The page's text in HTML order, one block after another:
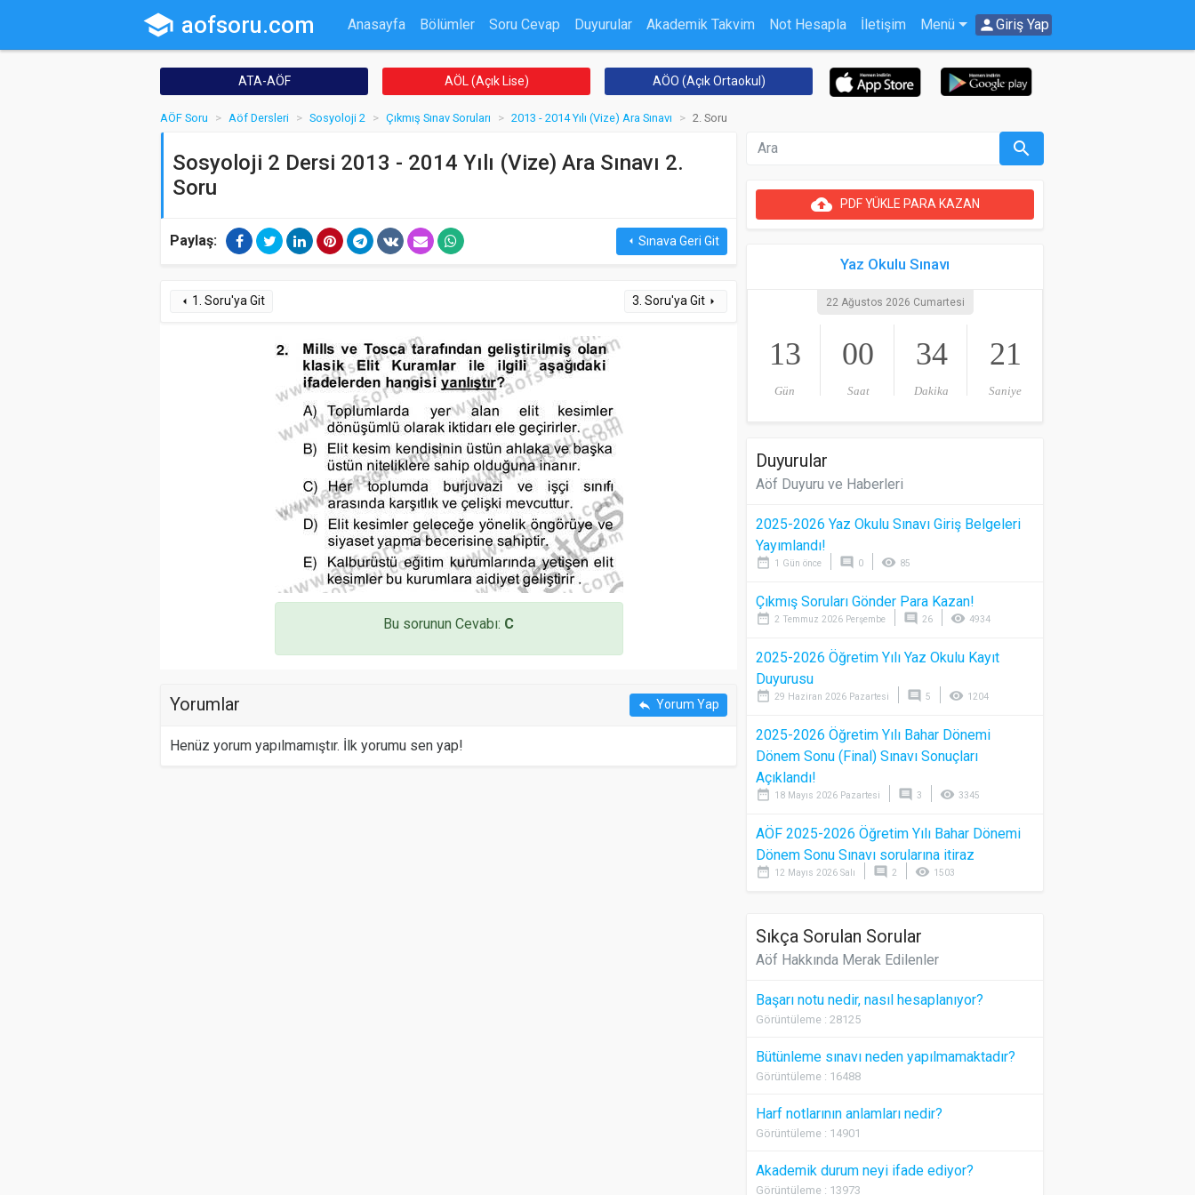
school aofsoru.com Anasayfa Bölümler Soru Cevap Duyurular Akademik Takvim Not Hesapla İletişim Menü personGiriş Yap
ATA-AÖF AÖL (Açık Lise) AÖO (Açık Ortaokul)
AÖF Soru Aöf Dersleri Sosyoloji 2 Çıkmış Sınav Soruları 2013 - 2014 Yılı (Vize) Ara Sınavı 2. Soru
Sosyoloji 2 Dersi 2013 - 2014 Yılı (Vize) Ara Sınavı 2.
Soru
Paylaş: arrow_leftSınava Geri Git
arrow_left 1. Soru'ya Git 3. Soru'ya Git arrow_right
Bu sorunun Cevabı: C
Yorumlar reply Yorum Yap
Henüz yorum yapılmamıştır. İlk yorumu sen yap!
search
cloud_uploadPDF YÜKLE PARA KAZAN
Yaz Okulu Sınavı
22 Ağustos 2026 Cumartesi
13
Gün
00
Saat
34
Dakika
21
Saniye
Duyurular
Aöf Duyuru ve Haberleri
2025-2026 Yaz Okulu Sınavı Giriş Belgeleri
Yayımlandı!
date_range 1 Gün önce comment 0 visibility 85
Çıkmış Soruları Gönder Para Kazan!
date_range 2 Temmuz 2026 Perşembe comment 26 visibility 4934
2025-2026 Öğretim Yılı Yaz Okulu Kayıt
Duyurusu
date_range 29 Haziran 2026 Pazartesi comment 5 visibility 1204
2025-2026 Öğretim Yılı Bahar Dönemi
Dönem Sonu (Final) Sınavı Sonuçları
Açıklandı!
date_range 18 Mayıs 2026 Pazartesi comment 3 visibility 3345
AÖF 2025-2026 Öğretim Yılı Bahar Dönemi
Dönem Sonu Sınavı sorularına itiraz
date_range 12 Mayıs 2026 Salı comment 2 visibility 1503
Sıkça Sorulan Sorular
Aöf Hakkında Merak Edilenler
Başarı notu nedir, nasıl hesaplanıyor?
Görüntüleme : 28125
Bütünleme sınavı neden yapılmamaktadır?
Görüntüleme : 16488
Harf notlarının anlamları nedir?
Görüntüleme : 14901
Akademik durum neyi ifade ediyor?
Görüntüleme : 13973